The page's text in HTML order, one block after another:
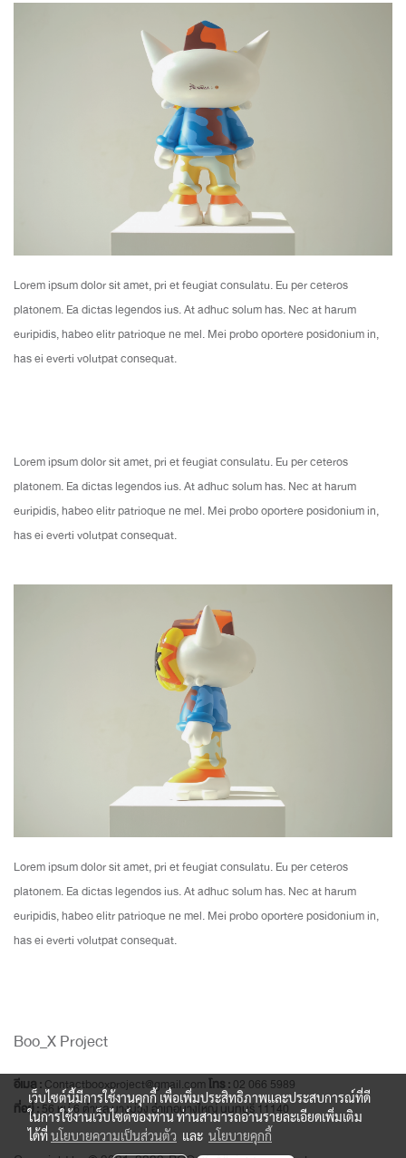
Lorem ipsum dolor sit amet, pri et feugiat consulatu. Eu per ceteros
platonem. Ea dictas legendos ius. At adhuc solum has. Nec at harum
euripidis, habeo elitr patrioque ne mel. Mei probo oportere posidonium in,
has ei everti volutpat consequat.
Lorem ipsum dolor sit amet, pri et feugiat consulatu. Eu per ceteros
platonem. Ea dictas legendos ius. At adhuc solum has. Nec at harum
euripidis, habeo elitr patrioque ne mel. Mei probo oportere posidonium in,
has ei everti volutpat consequat.
Lorem ipsum dolor sit amet, pri et feugiat consulatu. Eu per ceteros
platonem. Ea dictas legendos ius. At adhuc solum has. Nec at harum
euripidis, habeo elitr patrioque ne mel. Mei probo oportere posidonium in,
has ei everti volutpat consequat.
Boo_X Project
อีเมล :Contactbooxproject@gmail.comโทร :02 066 5989
ที่อยู่ :56 หมู่ 6 ตำบล บางม่วง อำเภอบางใหญ่ นนทบุรี 11140
เว็บไซต์นี้มีการใช้งานคุกกี้ เพื่อเพิ่มประสิทธิภาพและประสบการณ์ที่ดี
ในการใช้งานเว็บไซต์ของท่าน ท่านสามารถอ่านรายละเอียดเพิ่มเติม
ได้ที่นโยบายความเป็นส่วนตัว และ นโยบายคุกกี้